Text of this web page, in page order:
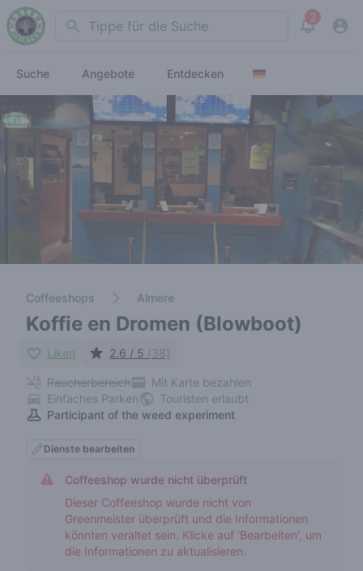
Search 2
View
Suche Angebote Entdecken
Coffeeshops Almere
Koffie en Dromen (Blowboot)
Liken 2.6 / 5 (38)
Raucherbereich
Mit Karte bezahlen
Einfaches Parken
Touristen erlaubt
Participant of the weed experiment
Dienste bearbeiten
Coffeeshop wurde nicht überprüft
Dieser Coffeeshop wurde nicht von
Greenmeister überprüft und die Informationen
könnten veraltet sein. Klicke auf 'Bearbeiten', um
die Informationen zu aktualisieren.